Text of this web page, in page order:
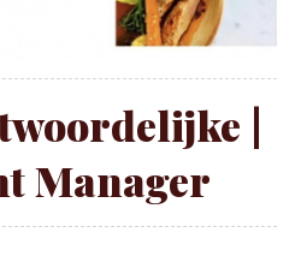
|
Manager